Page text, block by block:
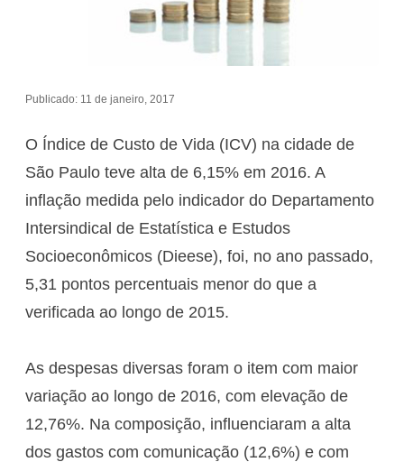
Publicado: 11 de janeiro, 2017
O Índice de Custo de Vida (ICV) na cidade de
São Paulo teve alta de 6,15% em 2016. A
inflação medida pelo indicador do Departamento
Intersindical de Estatística e Estudos
Socioeconômicos (Dieese), foi, no ano passado,
5,31 pontos percentuais menor do que a
verificada ao longo de 2015.
As despesas diversas foram o item com maior
variação ao longo de 2016, com elevação de
12,76%. Na composição, influenciaram a alta
dos gastos com comunicação (12,6%) e com